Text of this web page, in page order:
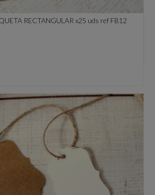
RECTANGULAR x25 uds ref FB12